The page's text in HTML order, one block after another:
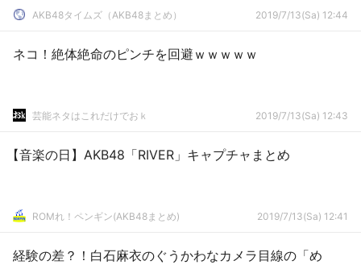
AKB48タイムズ（AKB48まとめ） 2019/7/13(Sa) 12:44
ネコ！絶体絶命のピンチを回避ｗｗｗｗｗ
芸能ネタはこれだけでおｋ 2019/7/13(Sa) 12:43
【音楽の日】AKB48「RIVER」キャプチャまとめ
ROMれ！ペンギン(AKB48まとめ) 2019/7/13(Sa) 12:41
経験の差？！白石麻衣のぐうかわなカメラ目線の「め